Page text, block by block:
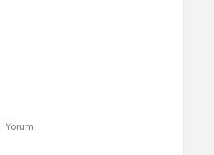
Yorum